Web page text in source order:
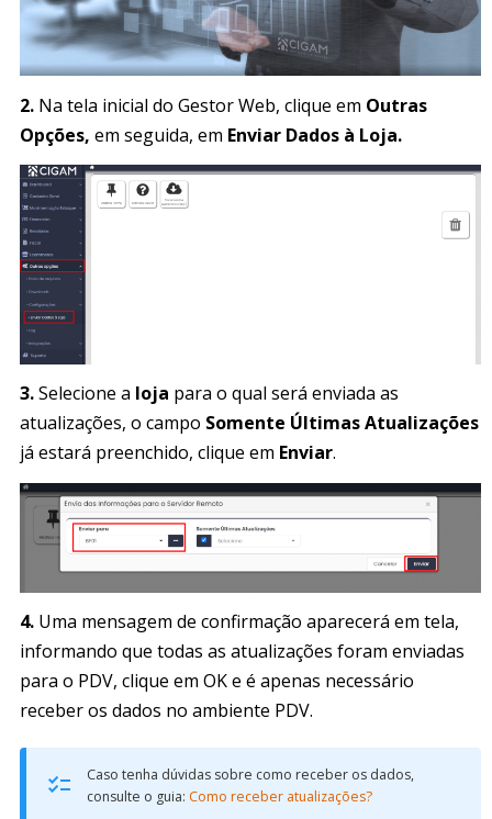
2. Na tela inicial do Gestor Web, clique em Outras
Opções, em seguida, em Enviar Dados à Loja.
3.Selecione a loja para o qual será enviada as
atualizações, o campo Somente Últimas Atualizações
já estará preenchido, clique em Enviar.
4. Uma mensagem de confirmação aparecerá em tela,
informando que todas as atualizações foram enviadas
para o PDV, clique em OK e é apenas necessário
receber os dados no ambiente PDV.
Caso tenha dúvidas sobre como receber os dados,
consulte o guia: Como receber atualizações?